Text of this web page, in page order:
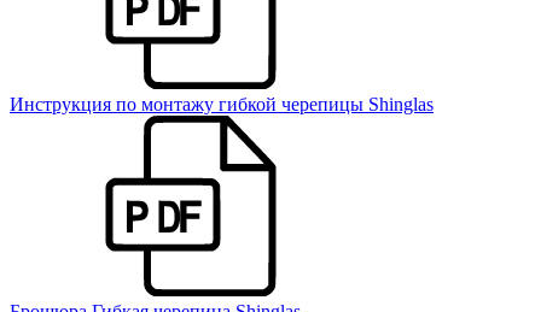
Инструкция по монтажу гибкой черепицы Shinglas